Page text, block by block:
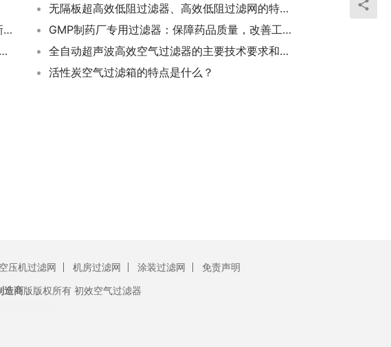
无隔板超高效低阻过滤器、高效低阻过滤网的特点以及使用注意事项
新风粗效过滤器怎么安装？-简单步骤教你安装新风粗效过滤器
GMP制药厂专用过滤器：保障药品质量，改善工作环境
空调机组风量是怎么算的—空调机组风量是如何计算出来的
全自动超声波高效空气过滤器的主要技术要求和应用领域
活性炭空气过滤箱的特点是什么？
空压机过滤网 机房过滤网 涂装过滤网
免责声明
造商版版权所有 初效空气过滤器